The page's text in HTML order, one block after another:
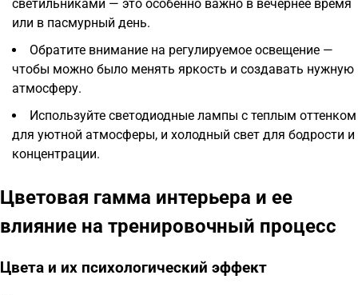
светильниками — это особенно важно в вечернее время
или в пасмурный день.
Обратите внимание на регулируемое освещение —
чтобы можно было менять яркость и создавать нужную
атмосферу.
Используйте светодиодные лампы с теплым оттенком
для уютной атмосферы, и холодный свет для бодрости и
концентрации.
Цветовая гамма интерьера и ее
влияние на тренировочный процесс
Цвета и их психологический эффект